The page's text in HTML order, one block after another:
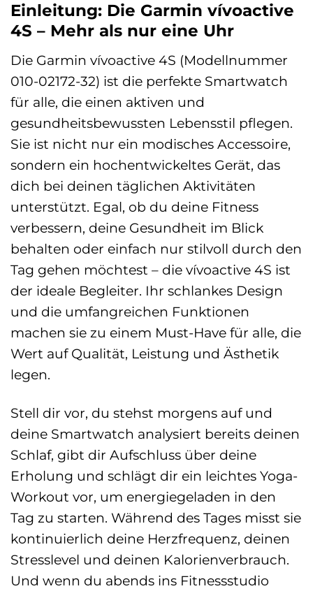
Einleitung: Die Garmin vívoactive
4S – Mehr als nur eine Uhr
Die Garmin vívoactive 4S (Modellnummer
010-02172-32) ist die perfekte Smartwatch
für alle, die einen aktiven und
gesundheitsbewussten Lebensstil pflegen.
Sie ist nicht nur ein modisches Accessoire,
sondern ein hochentwickeltes Gerät, das
dich bei deinen täglichen Aktivitäten
unterstützt. Egal, ob du deine Fitness
verbessern, deine Gesundheit im Blick
behalten oder einfach nur stilvoll durch den
Tag gehen möchtest – die vívoactive 4S ist
der ideale Begleiter. Ihr schlankes Design
und die umfangreichen Funktionen
machen sie zu einem Must-Have für alle, die
Wert auf Qualität, Leistung und Ästhetik
legen.
Stell dir vor, du stehst morgens auf und
deine Smartwatch analysiert bereits deinen
Schlaf, gibt dir Aufschluss über deine
Erholung und schlägt dir ein leichtes Yoga-
Workout vor, um energiegeladen in den
Tag zu starten. Während des Tages misst sie
kontinuierlich deine Herzfrequenz, deinen
Stresslevel und deinen Kalorienverbrauch.
Und wenn du abends ins Fitnessstudio